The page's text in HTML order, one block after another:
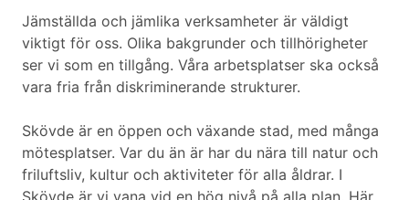
Jämställda och jämlika verksamheter är väldigt
viktigt för oss. Olika bakgrunder och tillhörigheter
ser vi som en tillgång. Våra arbetsplatser ska också
vara fria från diskriminerande strukturer.
Skövde är en öppen och växande stad, med många
mötesplatser. Var du än är har du nära till natur och
friluftsliv, kultur och aktiviteter för alla åldrar. I